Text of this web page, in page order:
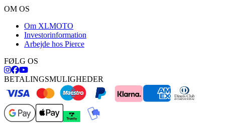
OM OS
Om XLMOTO
Investorinformation
Arbejde hos Pierce
FØLG OS
BETALINGSMULIGHEDER